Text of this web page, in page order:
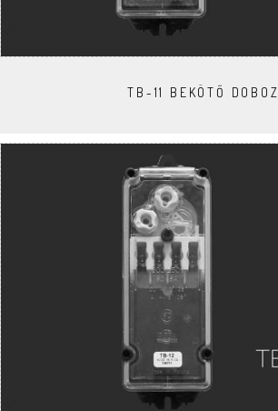
TB-11 BEKÖTŐ DOBOZ